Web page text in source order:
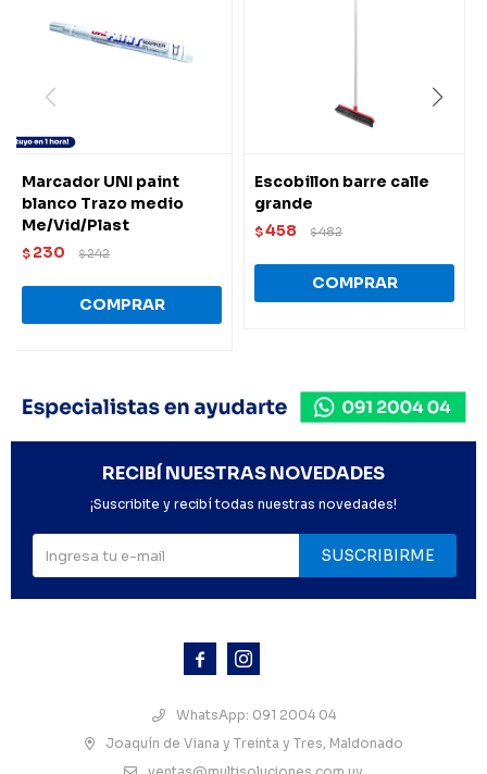
Marcador UNI paint
blanco Trazo medio
Me/Vid/Plast
$ 230 $242
Escobillon barre calle
grande
$458 $482
 
WhatsApp: 091 2004 04
Joaquín de Viana y Treinta y Tres, Maldonado
RECIBÍ NUESTRAS NOVEDADES
¡Suscribite y recibí todas nuestras novedades!
SUSCRIBIRME